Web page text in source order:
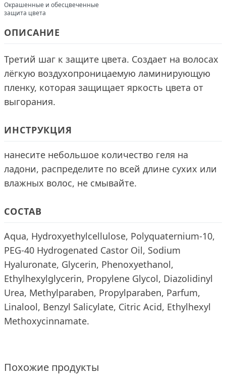
Окрашенные и обесцвеченные
защита цвета
ОПИСАНИЕ
Третий шаг к защите цвета. Создает на волосах
лёгкую воздухопроницаемую ламинирующую
пленку, которая защищает яркость цвета от
выгорания.
ИНСТРУКЦИЯ
нанесите небольшое количество геля на
ладони, распределите по всей длине сухих или
влажных волос, не смывайте.
СОСТАВ
Aqua, Hydroxyethylcellulose, Polyquaternium-10,
PEG-40 Hydrogenated Castor Oil, Sodium
Hyaluronate, Glycerin, Phenoxyethanol,
Ethylhexylglycerin, Propylene Glycol, Diazolidinyl
Urea, Methylparaben, Propylparaben, Pаrfum,
Linalool, Benzyl Salicylate, Citric Acid, Ethylhexyl
Methoxycinnamate.
Похожие продукты